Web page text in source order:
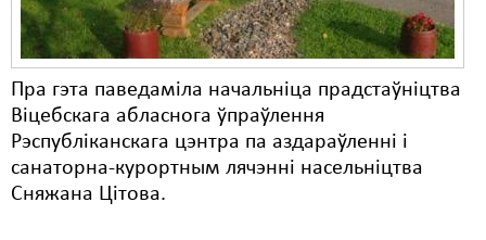
Пра гэта паведаміла начальніца прадстаўніцтва
Віцебскага абласнога ўпраўлення
Рэспубліканскага цэнтра па аздараўленні і
санаторна-курортным лячэнні насельніцтва
Сняжана Цітова.